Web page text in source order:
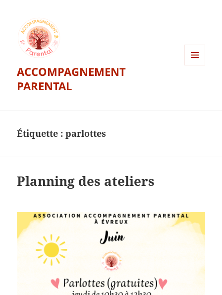
ACCOMPAGNEMENT
PARENTAL
Étiquette :parlottes
Planning des ateliers